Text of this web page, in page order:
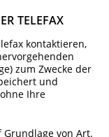
TELEFAX
kontaktieren,
zum Zwecke der
und
Ihre
von Art.